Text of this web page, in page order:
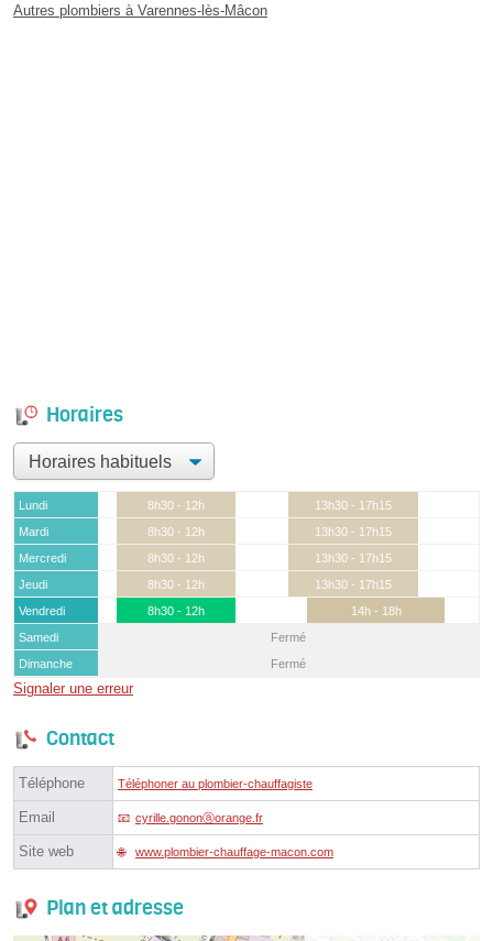
Autres plombiers à Varennes-lès-Mâcon
Horaires
Lundi 8h30 - 12h
13h30 - 17h15
Mardi
8h30 - 12h
13h30 - 17h15
Mercredi
8h30 - 12h
13h30 - 17h15
Jeudi
8h30 - 12h
13h30 - 17h15
Vendredi
8h30 - 12h
14h - 18h
Samedi
Fermé
Dimanche
Fermé
Signaler une erreur
Contact
Téléphone Téléphoner au plombier-chauffagiste
Email cyrille.gononⓐorange.fr
Site web www.plombier-chauffage-macon.com
Plan et adresse